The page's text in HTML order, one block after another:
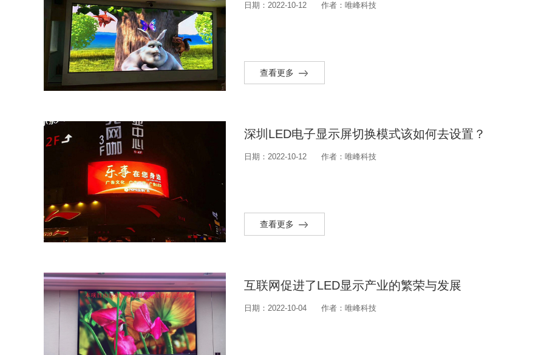
日期：2022-10-12 作者：唯峰科技
查看更多
深圳LED电子显示屏切换模式该如何去设置？
日期：2022-10-12 作者：唯峰科技
查看更多
互联网促进了LED显示产业的繁荣与发展
日期：2022-10-04 作者：唯峰科技